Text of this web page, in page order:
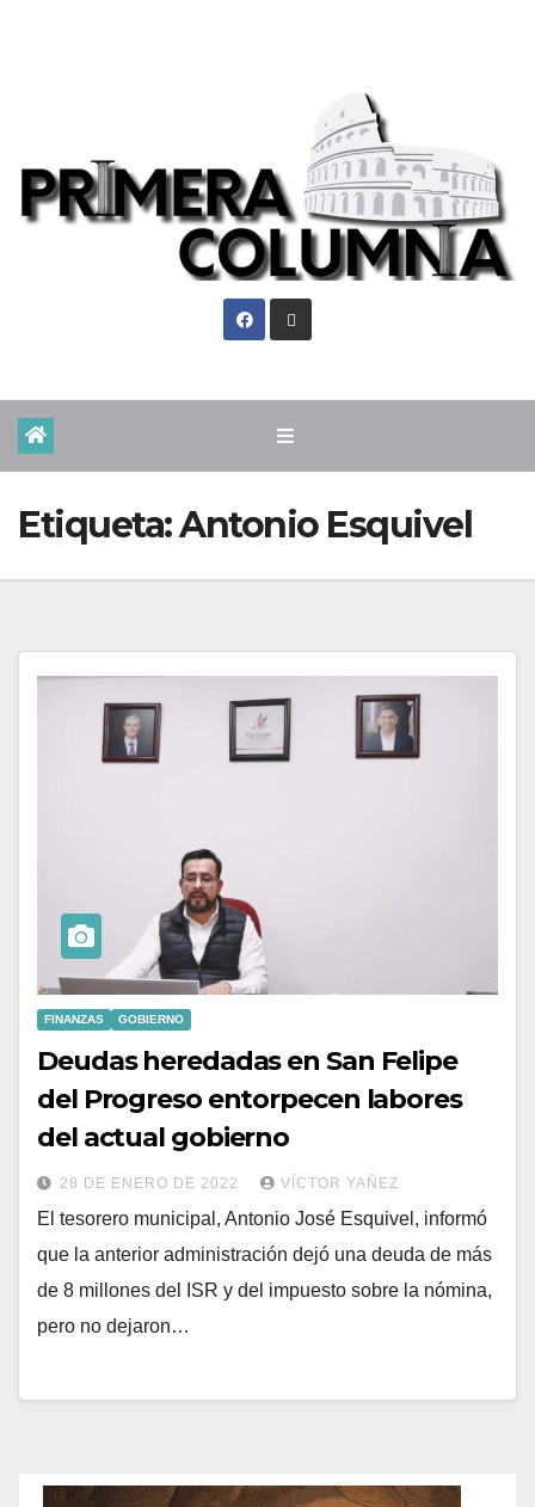
Etiqueta:Antonio Esquivel
FINANZAS GOBIERNO
Deudas heredadas en San Felipe
del Progreso entorpecen labores
del actual gobierno
28 DE ENERO DE 2022 VÍCTOR YAÑEZ
El tesorero municipal, Antonio José Esquivel, informó
que la anterior administración dejó una deuda de más
de 8 millones del ISR y del impuesto sobre la nómina,
pero no dejaron…